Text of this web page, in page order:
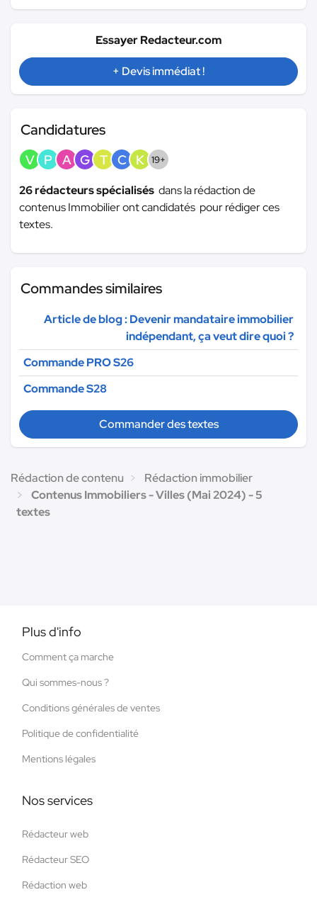
Essayer Redacteur.com
+ Devis immédiat !
Candidatures
V P A G T C K 19+
26 rédacteurs spécialisés dans la rédaction de
contenus Immobilier ont candidatés pour rédiger ces
textes.
Commandes similaires
Article de blog : Devenir mandataire immobilier
indépendant, ça veut dire quoi ?
Commande PRO S26
Commande S28
Commander des textes
Rédaction de contenu
Rédaction immobilier
Contenus Immobiliers - Villes (Mai 2024) - 5
textes
Plus d'info
Comment ça marche
Qui sommes-nous ?
Conditions générales de ventes
Politique de confidentialité
Mentions légales
Nos services
Rédacteur web
Rédacteur SEO
Rédaction web